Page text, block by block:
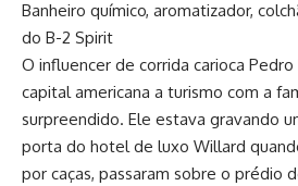
Banheiro químico, aromatizador,
do B-2 Spirit
O influencer de corrida carioca
capital americana a turismo com a
surpreendido. Ele estava gravando
porta do hotel de luxo Willard
por caças, passaram sobre o prédio